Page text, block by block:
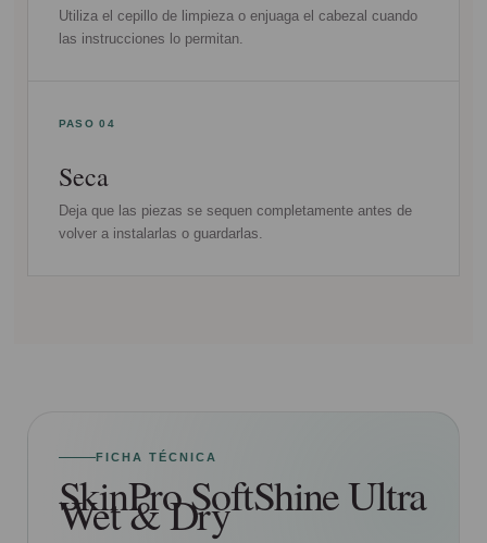
Utiliza el cepillo de limpieza o enjuaga el cabezal cuando
las instrucciones lo permitan.
PASO 04
Seca
Deja que las piezas se sequen completamente antes de
volver a instalarlas o guardarlas.
FICHA TÉCNICA
SkinPro SoftShine Ultra
Wet & Dry